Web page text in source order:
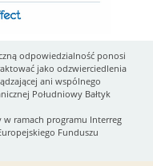
odpowiedzialność ponosi
jako odzwierciedlenia
ani wspólnego
Południowy Bałtyk
ramach programu Interreg
Funduszu